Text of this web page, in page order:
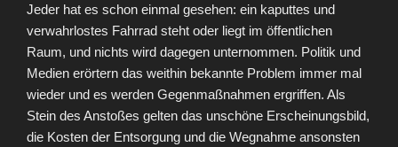
Jeder hat es schon einmal gesehen: ein kaputtes und
verwahrlostes Fahrrad steht oder liegt im öffentlichen
Raum, und nichts wird dagegen unternommen. Politik und
Medien erörtern das weithin bekannte Problem immer mal
wieder und es werden Gegenmaßnahmen ergriffen. Als
Stein des Anstoßes gelten das unschöne Erscheinungsbild,
die Kosten der Entsorgung und die Wegnahme ansonsten